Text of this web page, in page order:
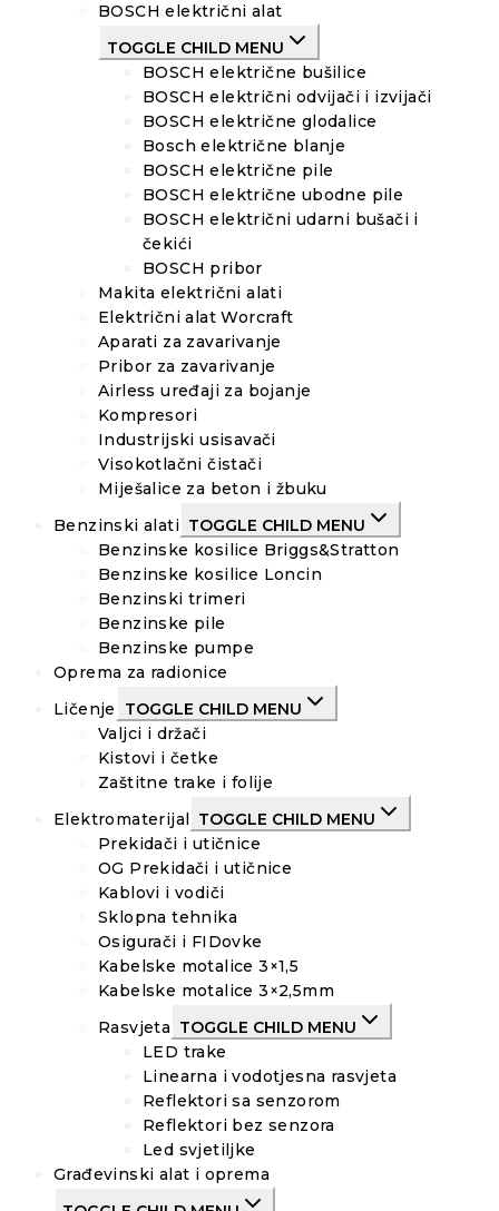
BOSCH električni alat
TOGGLE CHILD MENU
BOSCH električne bušilice
BOSCH električni odvijači i izvijači
BOSCH električne glodalice
Bosch električne blanje
BOSCH električne pile
BOSCH električne ubodne pile
BOSCH električni udarni bušači i
čekići
BOSCH pribor
Makita električni alati
Električni alat Worcraft
Aparati za zavarivanje
Pribor za zavarivanje
Airless uređaji za bojanje
Kompresori
Industrijski usisavači
Visokotlačni čistači
Miješalice za beton i žbuku
Benzinski alati TOGGLE CHILD MENU
Benzinske kosilice Briggs&Stratton
Benzinske kosilice Loncin
Benzinski trimeri
Benzinske pile
Benzinske pumpe
Oprema za radionice
Ličenje
TOGGLE CHILD MENU
Valjci i držači
Kistovi i četke
Zaštitne trake i folije
Elektromaterijal
TOGGLE CHILD MENU
Prekidači i utičnice
OG Prekidači i utičnice
Kablovi i vodiči
Sklopna tehnika
Osigurači i FIDovke
Kabelske motalice 3×1,5
Kabelske motalice 3×2,5mm
Rasvjeta TOGGLE CHILD MENU
LED trake
Linearna i vodotjesna rasvjeta
Reflektori sa senzorom
Reflektori bez senzora
Led svjetiljke
Građevinski alat i oprema